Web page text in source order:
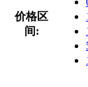
价格区
间: